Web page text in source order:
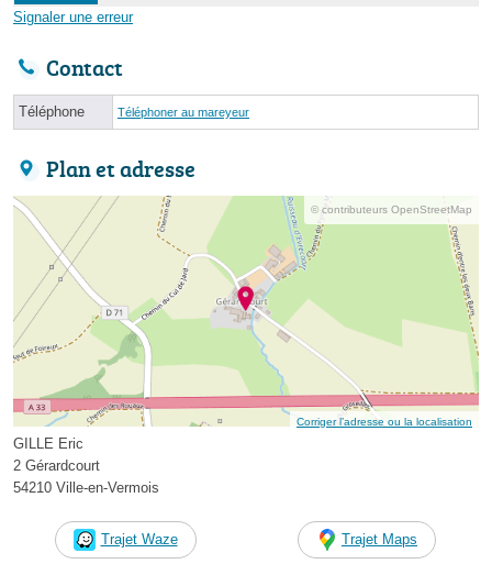
Signaler une erreur
Contact
Téléphone Téléphoner au mareyeur
Plan et adresse
© contributeurs OpenStreetMap
Corriger l’adresse ou la localisation
GILLE Eric
2 Gérardcourt
54210 Ville-en-Vermois
Trajet Waze Trajet Maps